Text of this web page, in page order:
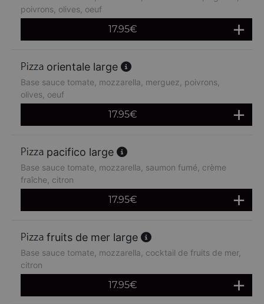
poivrons, olives, oeuf
17.95€
orientale large
Base sauce tomate, mozzarella, merguez, poivrons,
olives, oeuf
17.95€
pacifico large
Base sauce tomate, mozzarella, saumon fumé, crème
fraîche, citron
17.95€
fruits de mer large
Base sauce tomate, mozzarella, cocktail de fruits de mer,
citron
17.95€